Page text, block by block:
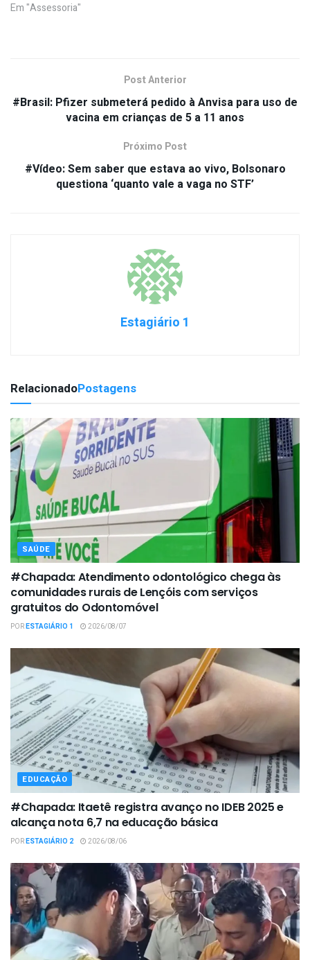
Em "Assessoria"
Post Anterior
#Brasil: Pfizer submeterá pedido à Anvisa para uso de
vacina em crianças de 5 a 11 anos
Próximo Post
#Vídeo: Sem saber que estava ao vivo, Bolsonaro
questiona ‘quanto vale a vaga no STF’
Estagiário 1
RelacionadoPostagens
SAÚDE
#Chapada: Atendimento odontológico chega às
comunidades rurais de Lençóis com serviços
gratuitos do Odontomóvel
PORESTAGIÁRIO 1 2026/08/07
EDUCAÇÃO
#Chapada: Itaetê registra avanço no IDEB 2025 e
alcança nota 6,7 na educação básica
PORESTAGIÁRIO 2 2026/08/06